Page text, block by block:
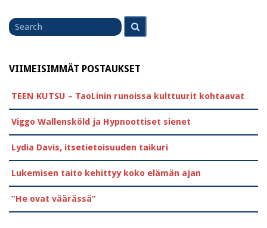
Search
for
VIIMEISIMMÄT POSTAUKSET
TEEN KUTSU – TaoLinin runoissa kulttuurit kohtaavat
Viggo Wallensköld ja Hypnoottiset sienet
Lydia Davis, itsetietoisuuden taikuri
Lukemisen taito kehittyy koko elämän ajan
”He ovat väärässä”